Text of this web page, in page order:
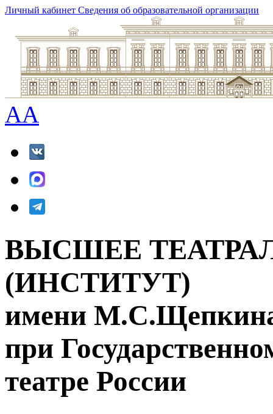
Личный кабинет Сведения об образовательной организации
AA
ВЫСШЕЕ
(ИНСТИТУТ)
имени
при
театре России